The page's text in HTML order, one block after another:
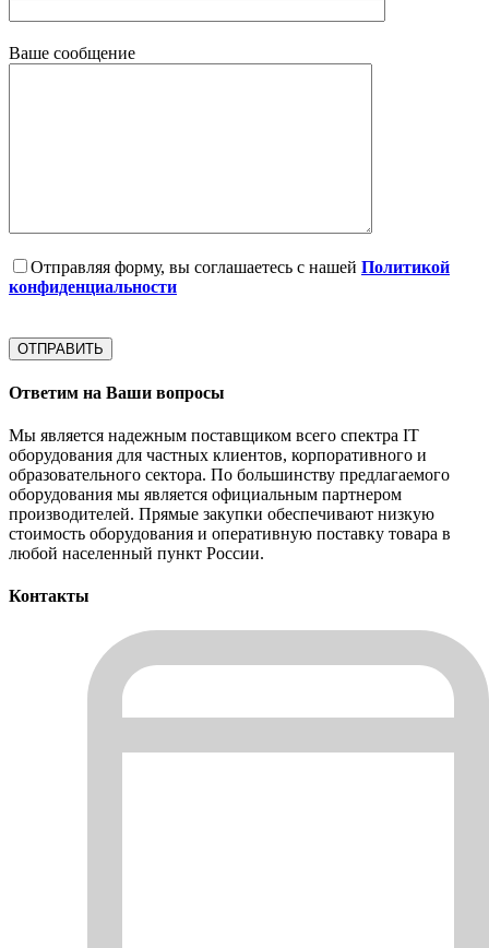
Ваше сообщение
Отправляя форму, вы соглашаетесь с нашей Политикой
конфиденциальности
Ответим на Ваши вопросы
Мы является надежным поставщиком всего спектра IT
оборудования для частных клиентов, корпоративного и
образовательного сектора. По большинству предлагаемого
оборудования мы является официальным партнером
производителей. Прямые закупки обеспечивают низкую
стоимость оборудования и оперативную поставку товара в
любой населенный пункт России.
Контакты